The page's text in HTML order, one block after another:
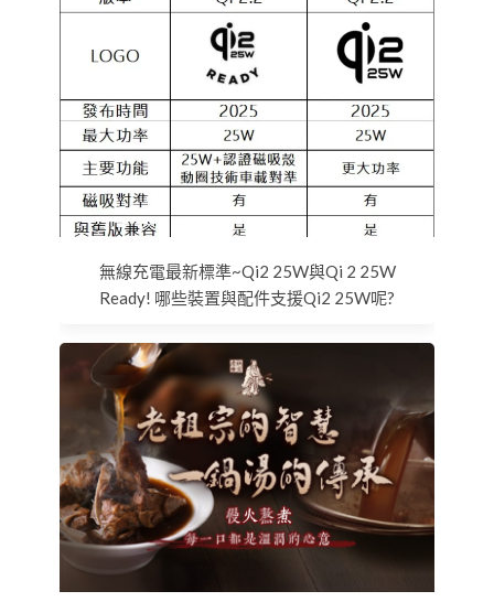
無線充電最新標準~Qi2 25W與Qi 2 25W
Ready! 哪些裝置與配件支援Qi2 25W呢?